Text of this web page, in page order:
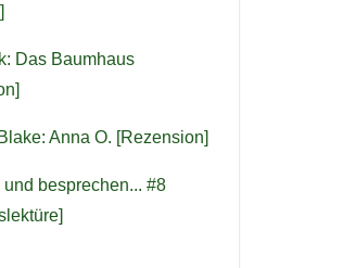
Das Baumhaus
Anna O. [Rezension]
besprechen... #8